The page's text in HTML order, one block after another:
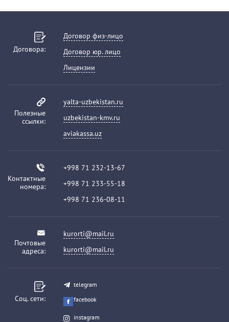
Договора:
Договор физ-лицо
Договор юр. лицо
Лицензии
Полезные
ссылки:
yalta-uzbekistan.ru
uzbekistan-kmv.ru
aviakassa.uz
Контактные
номера:
+998 71 232-13-67
+998 71 233-55-18
+998 71 236-08-11
Почтовые
адреса:
kurorti@mail.ru
kurorti@mail.ru
Соц. сети:
telegram
facebook
instagram